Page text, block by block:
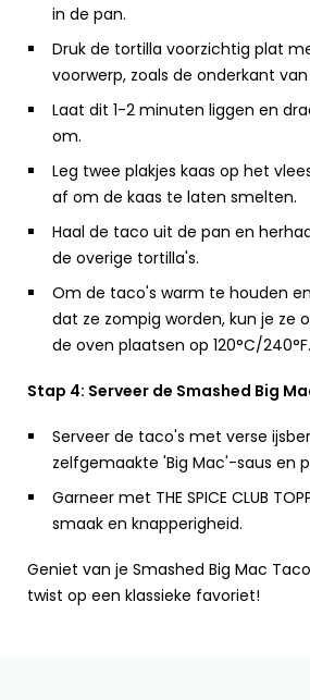
in de pan.
Druk de tortilla voorzichtig plat
voorwerp, zoals de onderkant
Laat dit 1-2 minuten liggen en
om.
Leg twee plakjes kaas op het
af om de kaas te laten smelten.
Haal de taco uit de pan en
de overige tortilla's.
Om de taco's warm te houden
dat ze zompig worden, kun je ze
de oven plaatsen op 120°C/240°F.
Stap 4: Serveer de Smashed Big
Serveer de taco's met verse
zelfgemaakte 'Big Mac'-saus en
Garneer met THE SPICE CLUB
smaak en knapperigheid.
Geniet van je Smashed Big Mac
twist op een klassieke favoriet!